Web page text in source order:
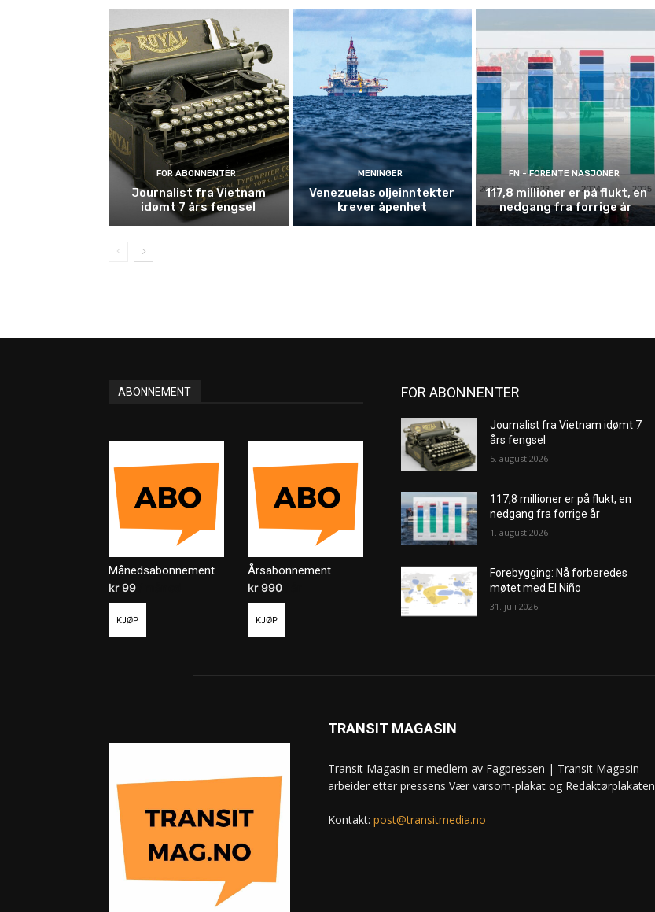
FOR ABONNENTER
Journalist fra Vietnam
idømt 7 års fengsel
MENINGER
Venezuelas oljeinntekter
krever åpenhet
FN - FORENTE NASJONER
117,8 millioner er på flukt, en
nedgang fra forrige år
ABONNEMENT
Månedsabonnement
kr99
KJØP
Årsabonnement
kr990
KJØP
FOR ABONNENTER
Journalist fra Vietnam idømt 7
års fengsel
5. august 2026
117,8 millioner er på flukt, en
nedgang fra forrige år
1. august 2026
Forebygging: Nå forberedes
møtet med El Niño
31. juli 2026
TRANSIT MAGASIN
Transit Magasin er medlem av Fagpressen | Transit Magasin
arbeider etter pressens Vær varsom-plakat og Redaktørplakaten
Kontakt: post@transitmedia.no